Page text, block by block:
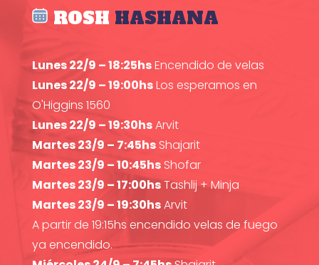
ROSH HASHANA
Lunes 22/9 – 18:25hsEncendido de velas
Lunes 22/9 – 19:00hsLos esperamos en
O'Higgins 1560
Lunes 22/9 – 19:30hsArvit
Martes 23/9 – 7:45hsShajarit
Martes 23/9 – 10:45hsShofar
Martes 23/9 – 17:00hsTashlij + Minja
Martes 23/9 – 19:30hsArvit
A partir de 19:15hs encendido velas de fuego
ya encendido.